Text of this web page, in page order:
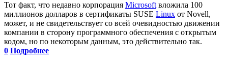
Тот факт, что недавно корпорация Microsoft вложила 100
миллионов долларов в сертификаты SUSE Linux от Novell,
может, и не свидетельствует со всей очевидностью движении
компании в сторону программного обеспечения с открытым
кодом, но по некоторым данным, это действительно так.
0 Подробнее